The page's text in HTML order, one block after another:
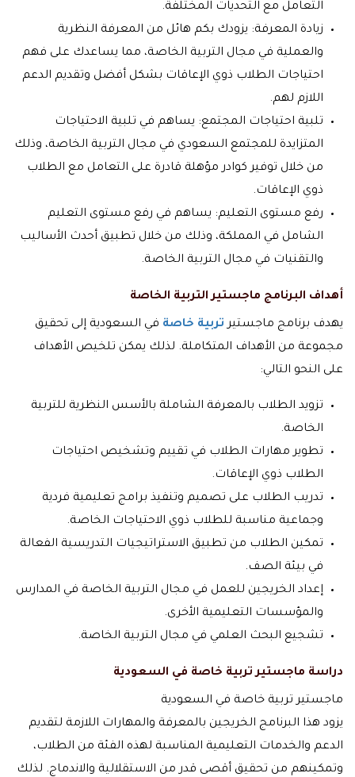
التعامل مع التحديات المختلفة.
زيادة المعرفة: يزودك بكم هائل من المعرفة النظرية
والعملية في مجال التربية الخاصة، مما يساعدك على فهم
احتياجات الطلاب ذوي الإعاقات بشكل أفضل وتقديم الدعم
اللازم لهم.
تلبية احتياجات المجتمع: يساهم في تلبية الاحتياجات
المتزايدة للمجتمع السعودي في مجال التربية الخاصة، وذلك
من خلال توفير كوادر مؤهلة قادرة على التعامل مع الطلاب
ذوي الإعاقات.
رفع مستوى التعليم: يساهم في رفع مستوى التعليم
الشامل في المملكة، وذلك من خلال تطبيق أحدث الأساليب
والتقنيات في مجال التربية الخاصة.
أهداف البرنامج ماجستير التربية الخاصة
يهدف برنامج ماجستير تربية خاصة في السعودية إلى تحقيق
مجموعة من الأهداف المتكاملة. لذلك يمكن تلخيص الأهداف
على النحو التالي:
تزويد الطلاب بالمعرفة الشاملة بالأسس النظرية للتربية
الخاصة.
تطوير مهارات الطلاب في تقييم وتشخيص احتياجات
الطلاب ذوي الإعاقات.
تدريب الطلاب على تصميم وتنفيذ برامج تعليمية فردية
وجماعية مناسبة للطلاب ذوي الاحتياجات الخاصة.
تمكين الطلاب من تطبيق الاستراتيجيات التدريسية الفعالة
في بيئة الصف.
إعداد الخريجين للعمل في مجال التربية الخاصة في المدارس
والمؤسسات التعليمية الأخرى.
تشجيع البحث العلمي في مجال التربية الخاصة.
دراسة ماجستير تربية خاصة في السعودية
ماجستير تربية خاصة في السعودية
يزود هذا البرنامج الخريجين بالمعرفة والمهارات اللازمة لتقديم
الدعم والخدمات التعليمية المناسبة لهذه الفئة من الطلاب،
وتمكينهم من تحقيق أقصى قدر من الاستقلالية والاندماج. لذلك